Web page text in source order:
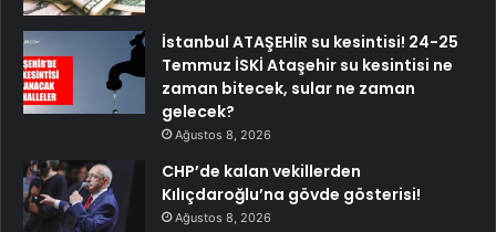
İstanbul ATAŞEHİR su kesintisi! 24-25
Temmuz İSKİ Ataşehir su kesintisi ne
zaman bitecek, sular ne zaman
gelecek?
Ağustos 8, 2026
CHP’de kalan vekillerden
Kılıçdaroğlu’na gövde gösterisi!
Ağustos 8, 2026